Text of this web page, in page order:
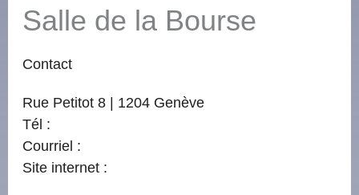
Salle de la Bourse
Contact
Rue Petitot 8 | 1204 Genève
Tél :
Courriel :
Site internet :